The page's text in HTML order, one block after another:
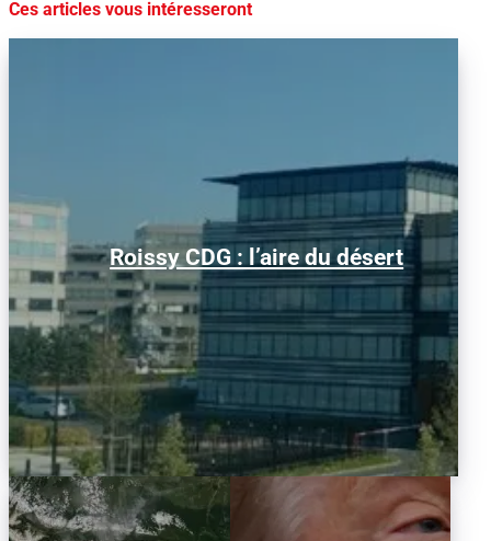
Ces articles vous intéresseront
Roissy CDG : l’aire du désert
Alors que le trafic aérien a retrouvé son
niveau d’avant la pandémie, les
conditions d’obtention...